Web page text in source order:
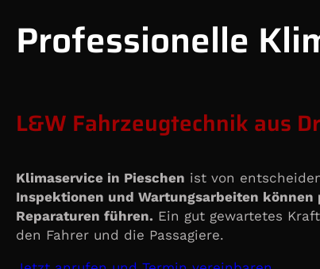
Professionelle
L&W Fahrzeugtechnik aus
Klimaservice in Pieschen ist von
Inspektionen und Wartungsarbeiten
Reparaturen führen. Ein gut gewartetes
den Fahrer und die Passagiere.